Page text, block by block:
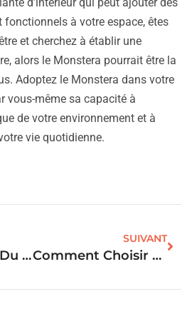
fonctionnels à votre espace, êtes
et cherchez à établir une
alors le Monstera pourrait être la
Adoptez le Monstera dans votre
vous-même sa capacité à
de votre environnement et à
vie quotidienne.
Guide Pratique Du Branchement Va Et Vient Dans L’immobilier
SUIVANT
Comment Choisir La Parfaite Maison À Louer : Une Vue D’expert De L’immobilier